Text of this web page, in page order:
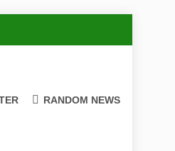
RANDOM NEWS